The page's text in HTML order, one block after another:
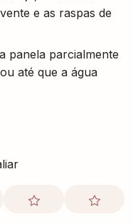
e as raspas de
panela parcialmente
até que a água